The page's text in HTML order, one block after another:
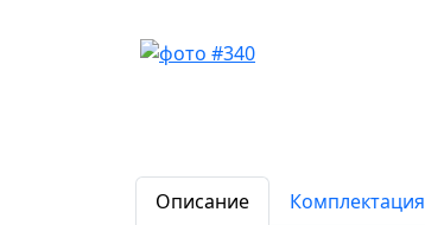
Описание Комплектация